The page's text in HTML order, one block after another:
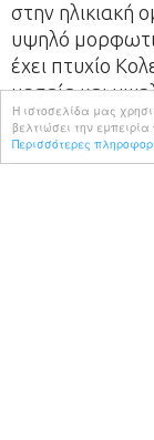
Η ιστοσελίδα μας
βελτιώσει την
Περισσότερες
στην ηλικιακή
υψηλό
έχει πτυχίο
μεσαία και
ΤοEconomy